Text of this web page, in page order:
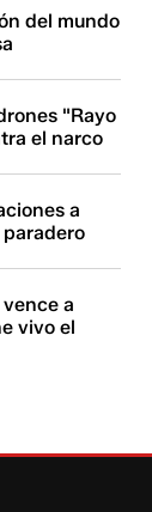
del mundo
"Rayo
el narco
a
paradero
a
vivo el